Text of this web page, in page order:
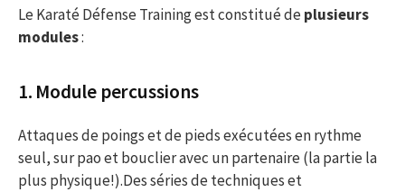
Le Karaté Défense Training est constitué deplusieurs
modules:
1. Module percussions
Attaques de poings et de pieds exécutées en rythme
seul, sur pao et bouclier avec un partenaire (la partie la
plus physique!).Des séries de techniques et